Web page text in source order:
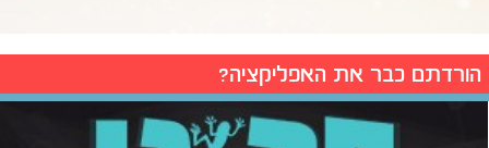
הורדתם כבר את האפליקציה?